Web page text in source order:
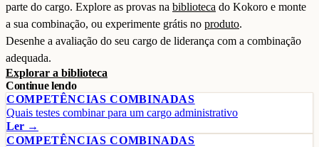
parte do cargo. Explore as provas na biblioteca do Kokoro e monte
a sua combinação, ou experimente grátis no produto.
Desenhe a avaliação do seu cargo de liderança com a combinação
adequada.
Explorar a biblioteca
Continue lendo
COMPETÊNCIAS COMBINADAS
Quais testes combinar para um cargo administrativo
Ler →
COMPETÊNCIAS COMBINADAS